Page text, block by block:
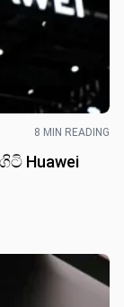
8 MIN READING
Huawei